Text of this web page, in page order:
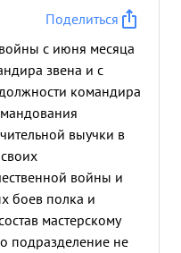
Поделиться
с июня месяца
звена и с
командира
выучки в
войны и
боев полка и
мастерскому
подразделение не